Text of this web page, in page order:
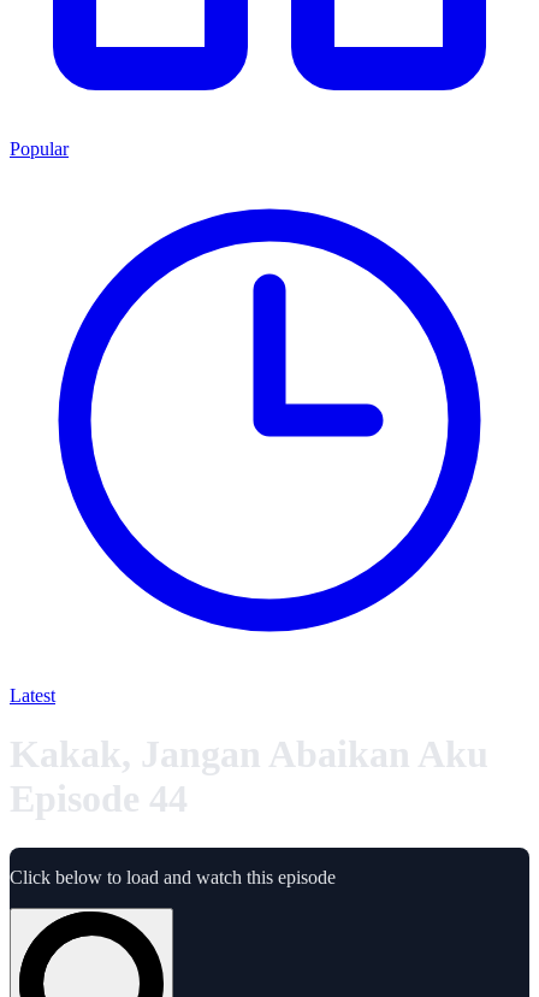
Popular
Latest
Kakak, Jangan Abaikan Aku
Episode 44
Click below to load and watch this episode